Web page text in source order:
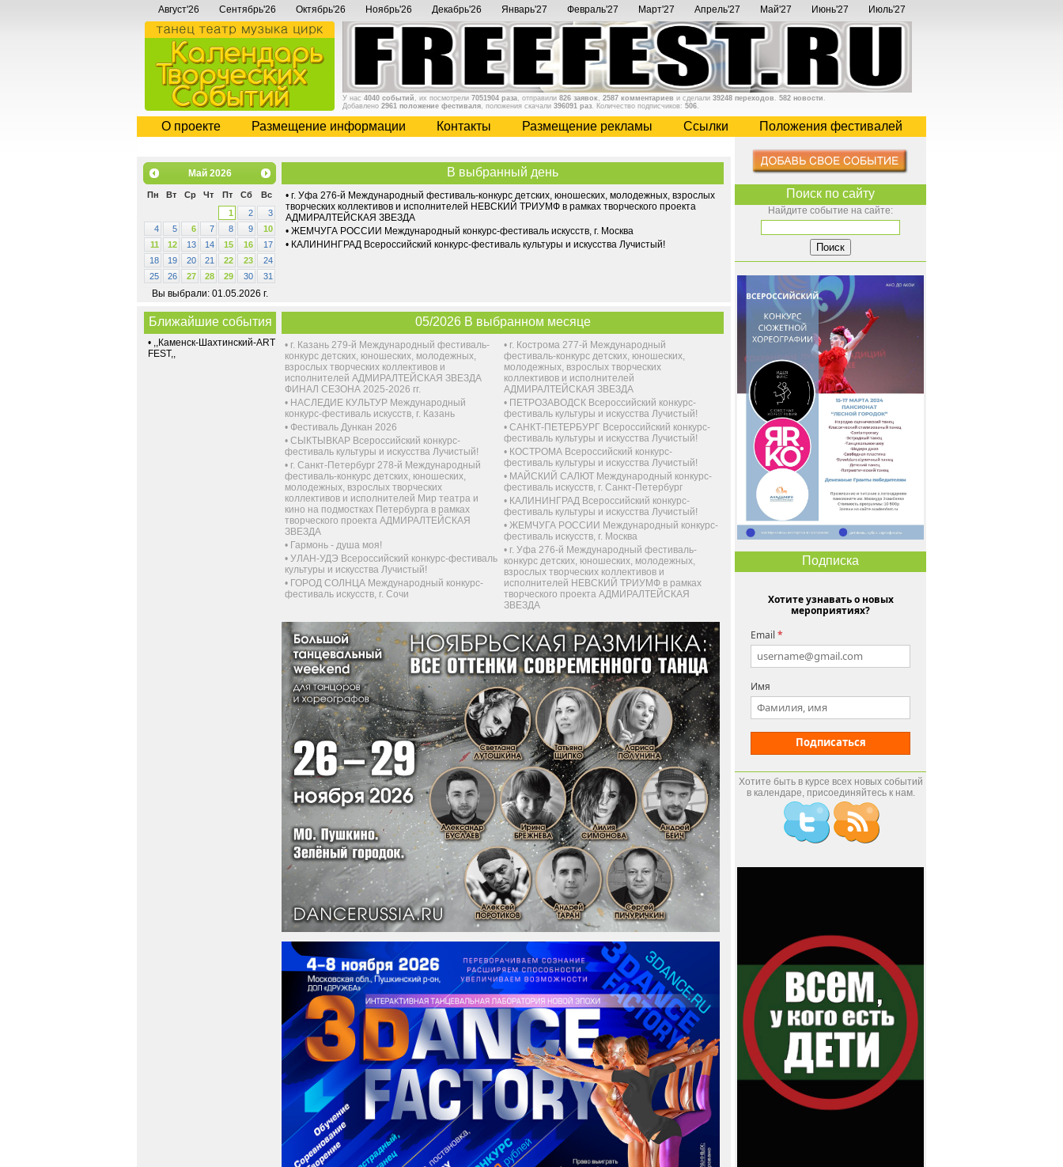
Август'26 Сентябрь'26 Октябрь'26 Ноябрь'26 Декабрь'26 Январь'27 Февраль'27 Март'27 Апрель'27 Май'27 Июнь'27 Июль'27
У нас 4040 событий , их посмотрели 7051904 раза, отправили 826 заявок, 2587 комментариев и сделали 39248 переходов . 582 новости .
Добавлено 2961 положение фестиваля, положения скачали 396091 раз. Количество подписчиков: 506.
О проекте Размещение информации Контакты Размещение рекламы Cсылки Положения фестивалей
Май 2026
Пн Вт Ср Чт Пт Сб
Вс
1
2
3
4
5 6 7 8 9
10
11
12 13 14 15 16
17
18
19 20 21 22 23
24
25
26 27 28 29 30 31
Вы выбрали: 01.05.2026 г.
В выбранный день
• г. Уфа 276-й Международный фестиваль-конкурс детских, юношеских, молодежных, взрослых
творческих коллективов и исполнителей НЕВСКИЙ ТРИУМФ в рамках творческого проекта
АДМИРАЛТЕЙСКАЯ ЗВЕЗДА
• ЖЕМЧУГА РОССИИ Международный конкурс-фестиваль искусств, г. Москва
• КАЛИНИНГРАД Всероссийский конкурс-фестиваль культуры и искусства Лучистый!
Ближайшие события
• ,,Каменск-Шахтинский-ART
FEST,,
05/2026 В выбранном месяце
• г. Казань 279-й Международный фестиваль-
конкурс детских, юношеских, молодежных,
взрослых творческих коллективов и
исполнителей АДМИРАЛТЕЙСКАЯ ЗВЕЗДА
ФИНАЛ СЕЗОНА 2025-2026 гг.
• НАСЛЕДИЕ КУЛЬТУР Международный
конкурс-фестиваль искусств, г. Казань
• Фестиваль Дункан 2026
• СЫКТЫВКАР Всероссийский конкурс-
фестиваль культуры и искусства Лучистый!
• г. Санкт-Петербург 278-й Международный
фестиваль-конкурс детских, юношеских,
молодежных, взрослых творческих
коллективов и исполнителей Мир театра и
кино на подмостках Петербурга в рамках
творческого проекта АДМИРАЛТЕЙСКАЯ
ЗВЕЗДА
• Гармонь - душа моя!
• УЛАН-УДЭ Всероссийский конкурс-фестиваль
культуры и искусства Лучистый!
• ГОРОД СОЛНЦА Международный конкурс-
фестиваль искусств, г. Сочи
• г. Кострома 277-й Международный
фестиваль-конкурс детских, юношеских,
молодежных, взрослых творческих
коллективов и исполнителей
АДМИРАЛТЕЙСКАЯ ЗВЕЗДА
• ПЕТРОЗАВОДСК Всероссийский конкурс-
фестиваль культуры и искусства Лучистый!
• САНКТ-ПЕТЕРБУРГ Всероссийский конкурс-
фестиваль культуры и искусства Лучистый!
• КОСТРОМА Всероссийский конкурс-
фестиваль культуры и искусства Лучистый!
• МАЙСКИЙ САЛЮТ Международный конкурс-
фестиваль искусств, г. Санкт-Петербург
• КАЛИНИНГРАД Всероссийский конкурс-
фестиваль культуры и искусства Лучистый!
• ЖЕМЧУГА РОССИИ Международный конкурс-
фестиваль искусств, г. Москва
• г. Уфа 276-й Международный фестиваль-
конкурс детских, юношеских, молодежных,
взрослых творческих коллективов и
исполнителей НЕВСКИЙ ТРИУМФ в рамках
творческого проекта АДМИРАЛТЕЙСКАЯ
ЗВЕЗДА
Поиск по сайту
Найдите событие на сайте:
Подписка
Хотите узнавать о новых
мероприятиях?
Email *
Имя
Подписаться
Хотите быть в курсе всех новых событий
в календаре, присоединяйтесь к нам.